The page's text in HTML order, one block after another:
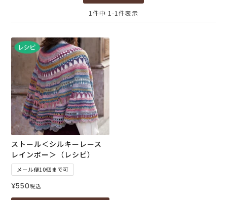
1 件中 1 -1 件表示
ストール＜シルキーレース
レインボー＞（レシピ）
メール便10個まで可
¥550税込